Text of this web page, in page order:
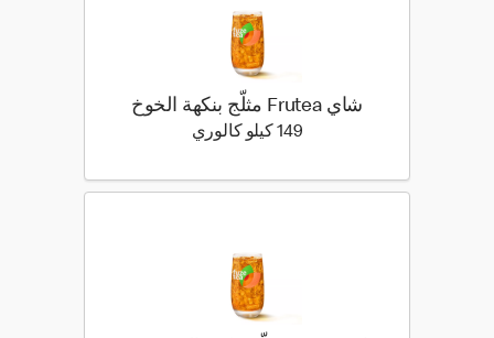
شاي Frutea مثلّج بنكهة الخوخ
149 كيلو كالوري